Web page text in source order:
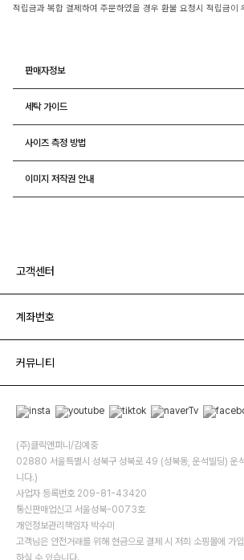
적립금과 복합 결제하여 주문하였을 경우 환불 요청시 적립금이
판매자정보
세탁 가이드
사이즈 측정 방법
이미지 저작권 안내
고객센터
계좌번호
커뮤니티
(주)클릭앤퍼니/김예중
02880 서울특별시 성북구 성북로 49 (성북동, 운석빌딩) 운
니다.)
사업자 등록번호 209-81-43420
통신판매업신고 서울성북-0073호
개인정보관리책임자 박수미
고객님은 안전거래를 위해 현금으로 결제 시 저희 소핑몰에 가
하실 수 있습니다.